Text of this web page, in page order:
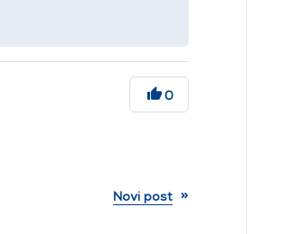
0
Novi post »